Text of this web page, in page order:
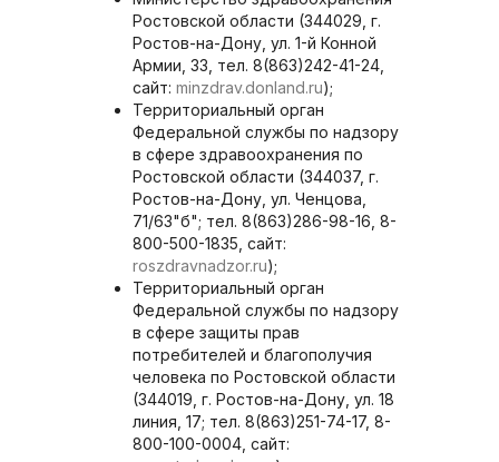
Ростовской области (344029, г.
Ростов-на-Дону, ул. 1-й Конной
Армии, 33, тел. 8(863)242-41-24,
сайт: minzdrav.donland.ru);
Территориальный орган
Федеральной службы по надзору
в сфере здравоохранения по
Ростовской области (344037, г.
Ростов-на-Дону, ул. Ченцова,
71/63"б"; тел. 8(863)286-98-16, 8-
800-500-1835, сайт:
roszdravnadzor.ru);
Территориальный орган
Федеральной службы по надзору
в сфере защиты прав
потребителей и благополучия
человека по Ростовской области
(344019, г. Ростов-на-Дону, ул. 18
линия, 17; тел. 8(863)251-74-17, 8-
800-100-0004, сайт: